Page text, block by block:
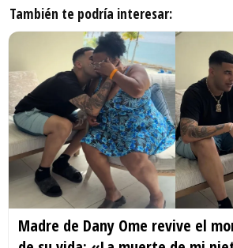
También te podría interesar:
Madre de Dany Ome revive el